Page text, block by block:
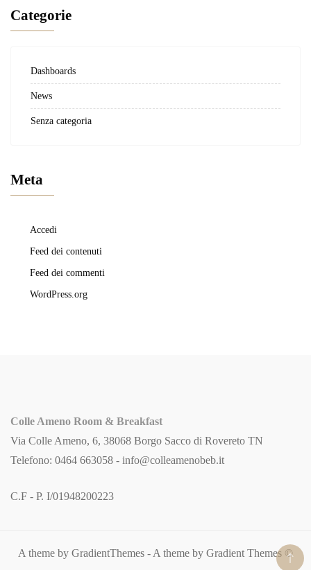
Categorie
Dashboards
News
Senza categoria
Meta
Accedi
Feed dei contenuti
Feed dei commenti
WordPress.org
Colle Ameno Room & Breakfast
Via Colle Ameno, 6, 38068 Borgo Sacco di Rovereto TN
Telefono: 0464 663058 - info@colleamenobeb.it
C.F - P. I/01948200223
A theme by GradientThemes - A theme by Gradient Themes ©